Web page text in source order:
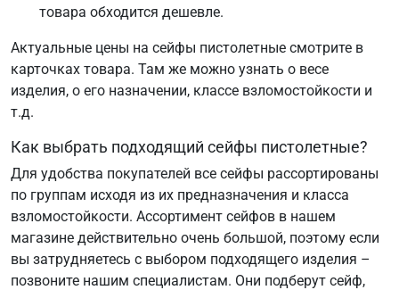
товара обходится дешевле.
Актуальные цены на сейфы пистолетные смотрите в
карточках товара. Там же можно узнать о весе
изделия, о его назначении, классе взломостойкости и
т.д.
Как выбрать подходящий сейфы пистолетные?
Для удобства покупателей все сейфы рассортированы
по группам исходя из их предназначения и класса
взломостойкости. Ассортимент сейфов в нашем
магазине действительно очень большой, поэтому если
вы затрудняетесь с выбором подходящего изделия –
позвоните нашим специалистам. Они подберут сейф,